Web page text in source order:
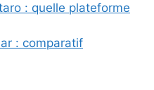
: quelle plateforme
: comparatif